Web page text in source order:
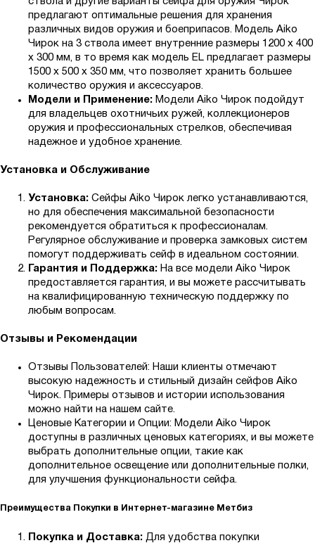
предлагают оптимальные решения для хранения
различных видов оружия и боеприпасов. Модель Aiko
Чирок на 3 ствола имеет внутренние размеры 1200 x 400
x 300 мм, в то время как модель EL предлагает размеры
1500 x 500 x 350 мм, что позволяет хранить большее
количество оружия и аксессуаров.
Модели и Применение: Модели Aiko Чирок подойдут
для владельцев охотничьих ружей, коллекционеров
оружия и профессиональных стрелков, обеспечивая
надежное и удобное хранение.
Установка и Обслуживание
Установка: Сейфы Aiko Чирок легко устанавливаются,
но для обеспечения максимальной безопасности
рекомендуется обратиться к профессионалам.
Регулярное обслуживание и проверка замковых систем
помогут поддерживать сейф в идеальном состоянии.
Гарантия и Поддержка: На все модели Aiko Чирок
предоставляется гарантия, и вы можете рассчитывать
на квалифицированную техническую поддержку по
любым вопросам.
Отзывы и Рекомендации
Отзывы Пользователей: Наши клиенты отмечают
высокую надежность и стильный дизайн сейфов Aiko
Чирок. Примеры отзывов и истории использования
можно найти на нашем сайте.
Ценовые Категории и Опции: Модели Aiko Чирок
доступны в различных ценовых категориях, и вы можете
выбрать дополнительные опции, такие как
дополнительное освещение или дополнительные полки,
для улучшения функциональности сейфа.
Преимущества Покупки в Интернет-магазине Метбиз
Покупка и Доставка: Для удобства покупки